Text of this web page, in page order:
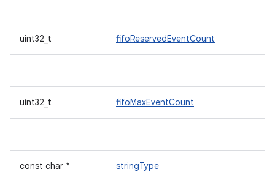
uint32_t fifoReservedEventCount
uint32_t fifoMaxEventCount
const char * stringType